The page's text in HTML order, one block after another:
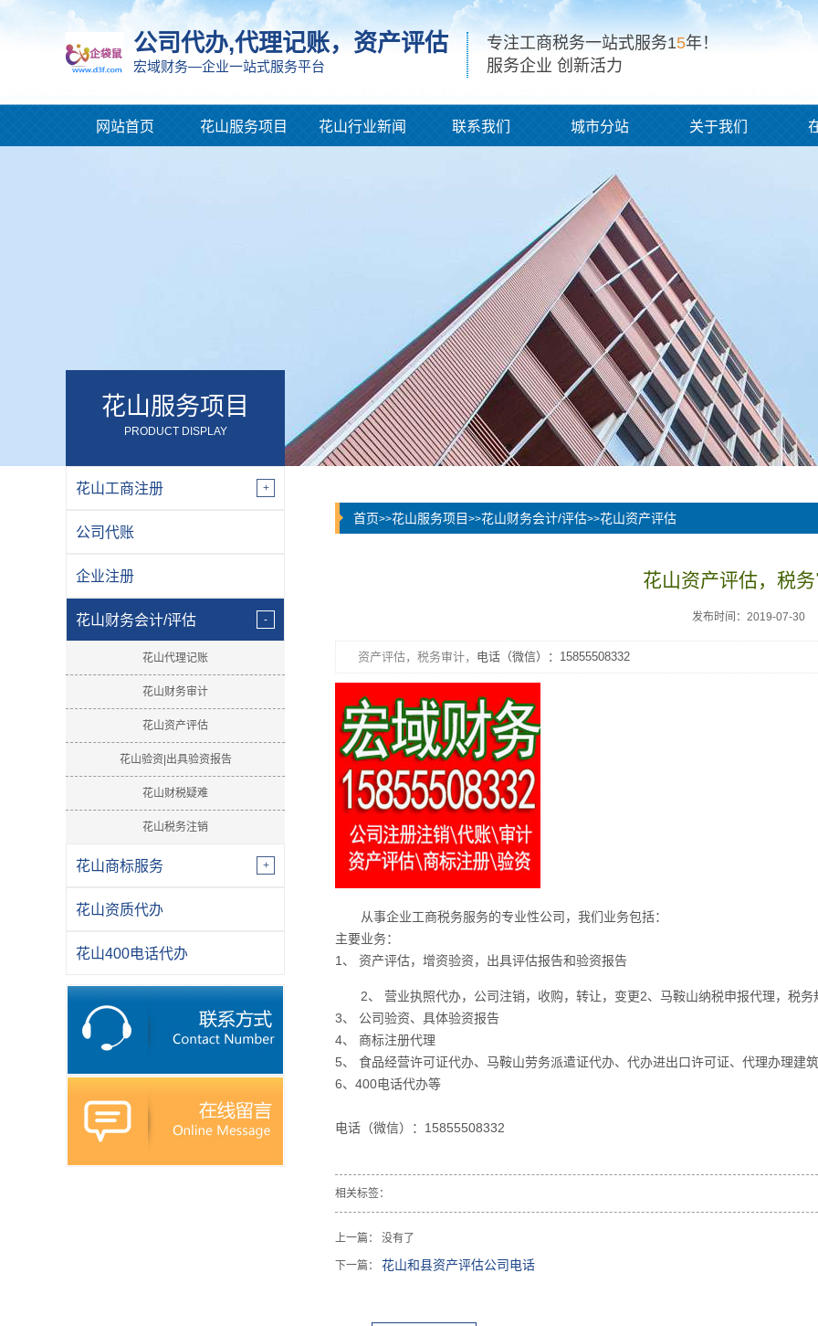
公司代办,代理记账，资产评估
宏域财务—企业一站式服务平台
专注工商税务一站式服务15年！
服务企业 创新活力
网站首页 花山服务项目 花山行业新闻 联系我们 城市分站 关于我们
花山服务项目
PRODUCT DISPLAY
花山工商注册
公司代账
企业注册
花山财务会计/评估
花山代理记账
花山财务审计
花山资产评估
花山验资|出具验资报告
花山财税疑难
花山税务注销
花山商标服务
花山资质代办
花山400电话代办
首页>>花山服务项目 >>花山财务会计/评估>>花山资产评估
花山资产评估，税
发布时间：2019-07-30
资产评估，税务审计， 电话（微信）： 15855508332
从事企业工商税务服务的专业性公司，我们业务包括：
主要业务：
1、 资产评估，增资验资，出具评估报告和验资报告
2、 营业执照代办，公司注销，收购，转让，变更2、马鞍山纳税申报代理，税务
3、 公司验资、具体验资报告
4、 商标注册代理
5、 食品经营许可证代办、马鞍山劳务派遣证代办、代办进出口许可证、代理办理建
6、400电话代办等
电话（微信）： 15855508332
相关标签：
上一篇： 没有了
下一篇： 花山和县资产评估公司电话